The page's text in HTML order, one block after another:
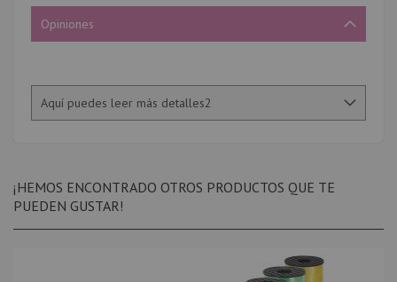
Opiniones
Aquí puedes leer más detalles2
¡HEMOS ENCONTRADO OTROS PRODUCTOS QUE TE
PUEDEN GUSTAR!